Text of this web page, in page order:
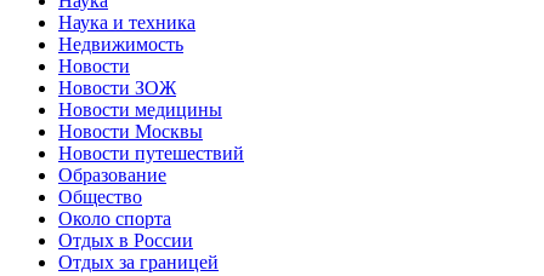
Наука и техника
Недвижимость
Новости
Новости ЗОЖ
Новости медицины
Новости Москвы
Новости путешествий
Образование
Общество
Около спорта
Отдых в России
Отдых за границей